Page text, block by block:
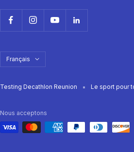
Langue
Français
Testing Decathlon Reunion Le sport pour
Nous acceptons